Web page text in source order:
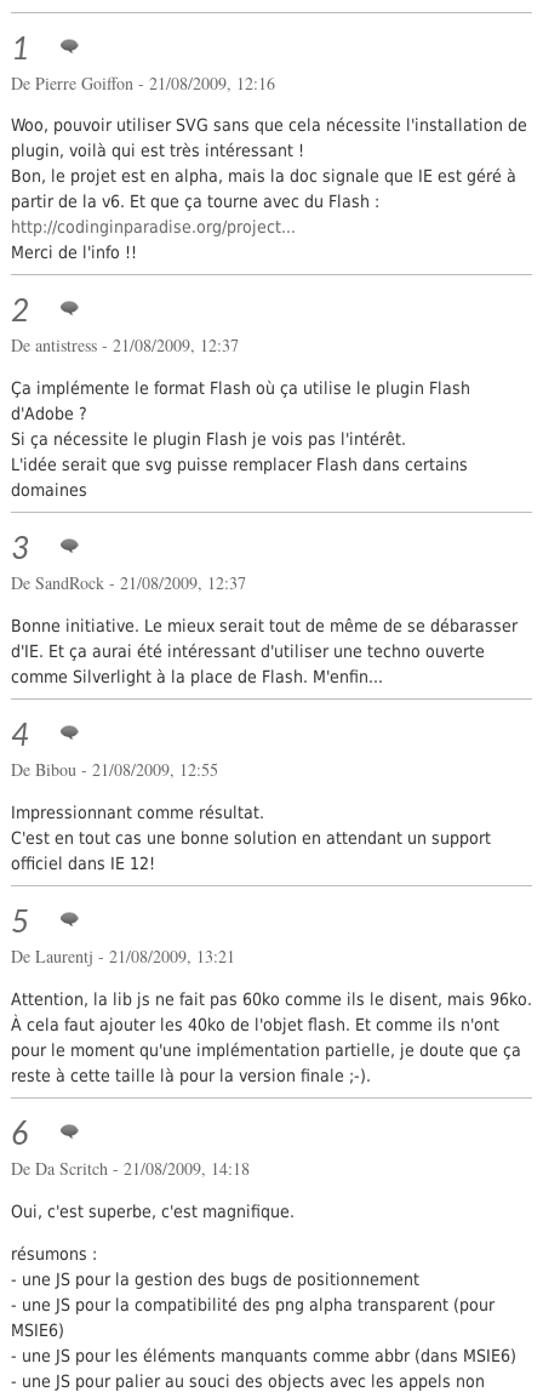
1
De Pierre Goiffon - 21/08/2009, 12:16
Woo, pouvoir utiliser SVG sans que cela nécessite l'installation de
plugin, voilà qui est très intéressant !
Bon, le projet est en alpha, mais la doc signale que IE est géré à
partir de la v6. Et que ça tourne avec du Flash :
http://codinginparadise.org/project...
Merci de l'info !!
2
De antistress- 21/08/2009, 12:37
Ça implémente le format Flash où ça utilise le plugin Flash
d'Adobe ?
Si ça nécessite le plugin Flash je vois pas l'intérêt.
L'idée serait que svg puisse remplacer Flash dans certains
domaines
3
De SandRock - 21/08/2009, 12:37
Bonne initiative. Le mieux serait tout de même de se débarasser
d'IE. Et ça aurai été intéressant d'utiliser une techno ouverte
comme Silverlight à la place de Flash. M'enfin...
4
De Bibou- 21/08/2009, 12:55
Impressionnant comme résultat.
C'est en tout cas une bonne solution en attendant un support
officiel dans IE 12!
5
De Laurentj - 21/08/2009, 13:21
Attention, la lib js ne fait pas 60ko comme ils le disent, mais 96ko.
À cela faut ajouter les 40ko de l'objet flash. Et comme ils n'ont
pour le moment qu'une implémentation partielle, je doute que ça
reste à cette taille là pour la version finale ;-).
6
De Da Scritch - 21/08/2009, 14:18
Oui, c'est superbe, c'est magnifique.
résumons :
- une JS pour la gestion des bugs de positionnement
- une JS pour la compatibilité des png alpha transparent (pour
MSIE6)
- une JS pour les éléments manquants comme abbr (dans MSIE6)
- une JS pour palier au souci des objects avec les appels non